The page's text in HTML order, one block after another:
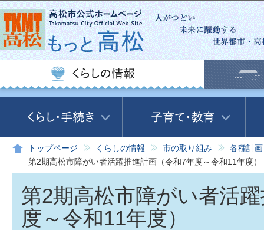
この
トップページ くらしの情報 市の取り組み
各種計
第2期高松市障がい者活躍推進計画（令和7年度～令和11年度）
第2期高松市障がい者活
度～令和11年度）